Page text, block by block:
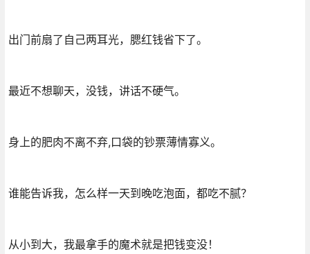
出门前扇了自己两耳光，腮红钱省下了。
最近不想聊天，没钱，讲话不硬气。
身上的肥肉不离不弃,口袋的钞票薄情寡义。
谁能告诉我，怎么样一天到晚吃泡面，都吃不腻？
从小到大，我最拿手的魔术就是把钱变没！